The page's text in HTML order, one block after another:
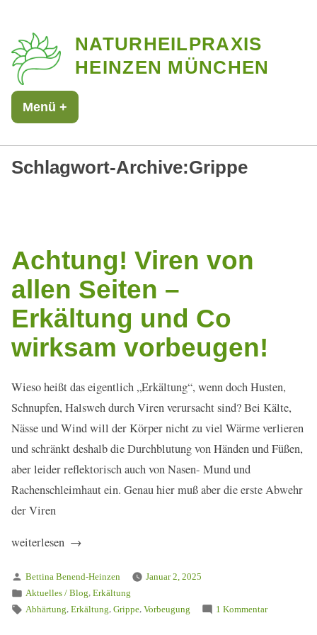
Inhalt
springen
NATURHEILPRAXIS
HEINZEN MÜNCHEN
Menü +
Schlagwort-Archive:Grippe
Achtung! Viren von
allen Seiten –
Erkältung und Co
wirksam vorbeugen!
Wieso heißt das eigentlich „Erkältung“, wenn doch Husten,
Schnupfen, Halsweh durch Viren verursacht sind? Bei Kälte,
Nässe und Wind will der Körper nicht zu viel Wärme verlieren
und schränkt deshalb die Durchblutung von Händen und Füßen,
aber leider reflektorisch auch von Nasen- Mund und
Rachenschleimhaut ein. Genau hier muß aber die erste Abwehr
der Viren
„Achtung!
von
allen
weiterlesen
Verfasst
von
Bettina Benend-Heinzen
Januar 2, 2025
Veröffentlicht
in
Aktuelles / Blog Erkältung
Schlagwörter:
Abhärtung Erkältung Grippe Vorbeugung 1 Kommentarzu